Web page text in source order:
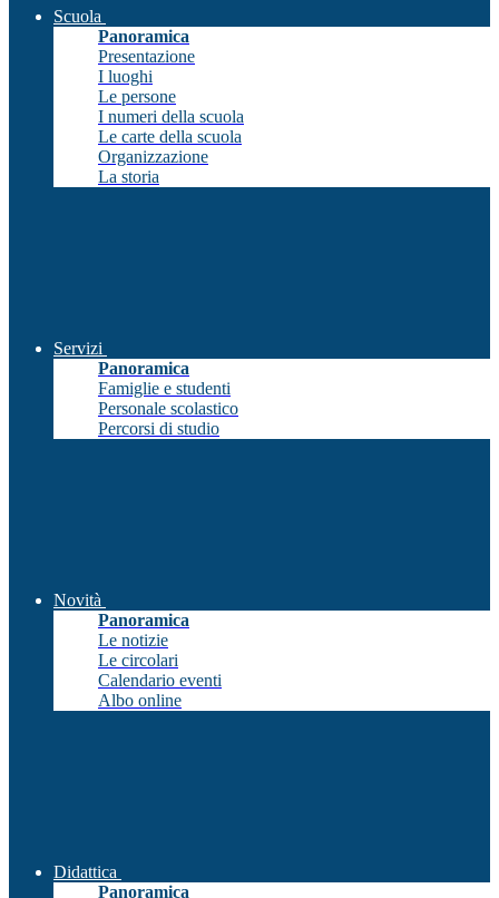
Scuola
Panoramica
Presentazione
I luoghi
Le persone
I numeri della scuola
Le carte della scuola
Organizzazione
La storia
Servizi
Panoramica
Famiglie e studenti
Personale scolastico
Percorsi di studio
Novità
Panoramica
Le notizie
Le circolari
Calendario eventi
Albo online
Didattica
Panoramica